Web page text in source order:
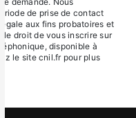
de prise de contact
aux fins probatoires et
le droit de vous inscrire sur
disponible à
le site cnil.fr pour plus